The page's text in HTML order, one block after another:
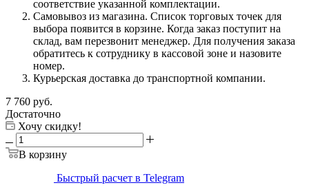
соответствие указанной комплектации.
Самовывоз из магазина. Список торговых точек для
выбора появится в корзине. Когда заказ поступит на
склад, вам перезвонит менеджер. Для получения заказа
обратитесь к сотруднику в кассовой зоне и назовите
номер.
Курьерская доставка до транспортной компании.
7 760 руб.
Достаточно
Хочу скидку!
В корзину
Быстрый расчет в Telegram